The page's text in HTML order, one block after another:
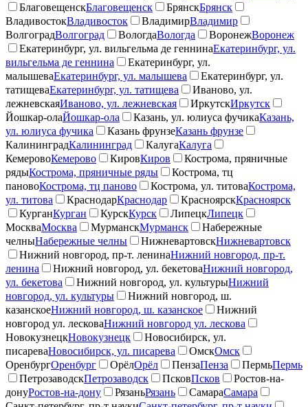
БлаговещенскБлаговещенск БрянскБрянск
ВладивостокВладивосток ВладимирВладимир
ВолгоградВолгоград ВологдаВологда ВоронежВоронеж
Екатеринбург, ул. вильгельма де геннинаЕкатеринбург, ул.
вильгельма де геннина
Екатеринбург, ул.
малышеваЕкатеринбург, ул. малышева
Екатеринбург, ул.
татищеваЕкатеринбург, ул. татищева
Иваново, ул.
лежневскаяИваново, ул. лежневская ИркутскИркутск
Йошкар-олаЙошкар-ола Казань, ул. юлиуса фучикаКазань,
ул. юлиуса фучика
Казань фрунзеКазань фрунзе
КалининградКалининград КалугаКалуга
КемеровоКемерово КировКиров
Кострома, пряничные
рядыКострома, пряничные ряды
Кострома, тц
пановоКострома, тц паново Кострома, ул. титоваКострома,
ул. титова
КраснодарКраснодар КрасноярскКрасноярск
КурганКурган КурскКурск ЛипецкЛипецк
МоскваМосква МурманскМурманск
Набережные
челныНабережные челны НижневартовскНижневартовск
Нижний новгород, пр-т. ленинаНижний новгород, пр-т.
ленина
Нижний новгород, ул. бекетоваНижний новгород,
ул. бекетова
Нижний новгород, ул. культурыНижний
новгород, ул. культуры
Нижний новгород, ш.
казанскоеНижний новгород, ш. казанское
Нижний
новгород ул. лесковаНижний новгород ул. лескова
НовокузнецкНовокузнецк
Новосибирск, ул.
писареваНовосибирск, ул. писарева ОмскОмск
ОренбургОренбург ОрёлОрёл ПензаПенза ПермьПермь
ПетрозаводскПетрозаводск ПсковПсков
Ростов-на-
донуРостов-на-дону РязаньРязань СамараСамара